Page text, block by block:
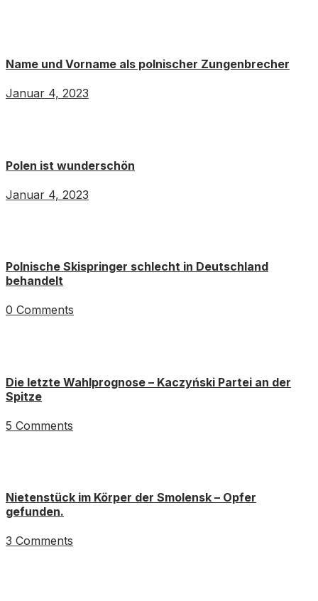
Name und Vorname als polnischer Zungenbrecher
Januar 4, 2023
Polen ist wunderschön
Januar 4, 2023
Polnische Skispringer schlecht in Deutschland
behandelt
0 Comments
Die letzte Wahlprognose – Kaczyński Partei an der
Spitze
5 Comments
Nietenstück im Körper der Smolensk – Opfer
gefunden.
3 Comments